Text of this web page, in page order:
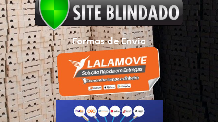
Formas de Envio